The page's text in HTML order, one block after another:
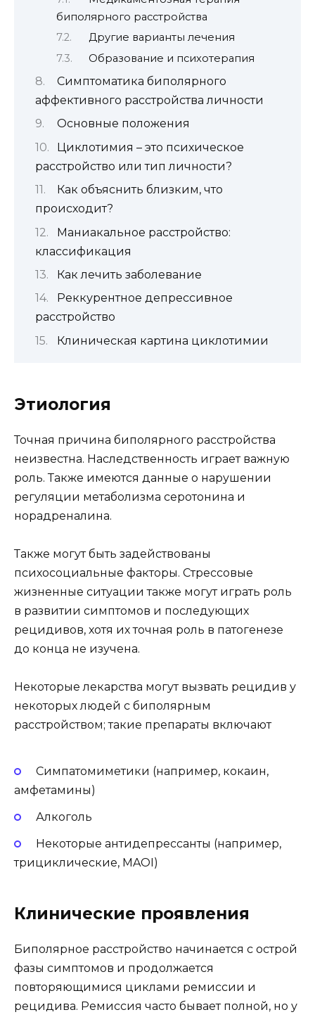
биполярного расстройства
Другие варианты лечения
Образование и психотерапия
Симптоматика биполярного
аффективного расстройства личности
Основные положения
Циклотимия – это психическое
расстройство или тип личности?
Как объяснить близким, что
происходит?
Маниакальное расстройство:
классификация
Как лечить заболевание
Реккурентное депрессивное
расстройство
Клиническая картина циклотимии
Этиология
Точная причина биполярного расстройства
неизвестна. Наследственность играет важную
роль. Также имеются данные о нарушении
регуляции метаболизма серотонина и
норадреналина.
Также могут быть задействованы
психосоциальные факторы. Стрессовые
жизненные ситуации также могут играть роль
в развитии симптомов и последующих
рецидивов, хотя их точная роль в патогенезе
до конца не изучена.
Некоторые лекарства могут вызвать рецидив у
некоторых людей с биполярным
расстройством; такие препараты включают
Симпатомиметики (например, кокаин,
амфетамины)
Алкоголь
Некоторые антидепрессанты (например,
трициклические, MAOI)
Клинические проявления
Биполярное расстройство начинается с острой
фазы симптомов и продолжается
повторяющимися циклами ремиссии и
рецидива. Ремиссия часто бывает полной, но у